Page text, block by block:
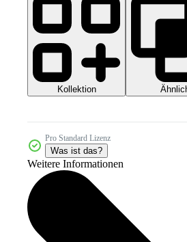
Kollektion
Pro Standard Lizenz
Was ist das?
Weitere Informationen